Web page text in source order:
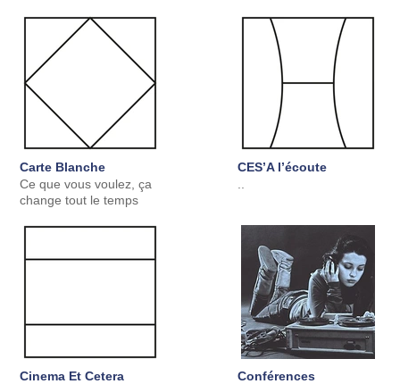
Carte Blanche
Ce que vous voulez, ça
change tout le temps
CES’A l’écoute
..
Cinema Et Cetera
Conférences